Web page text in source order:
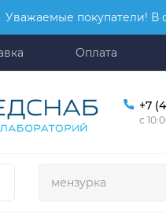
Уважаемые покупатели! В
Оплата
+7
с